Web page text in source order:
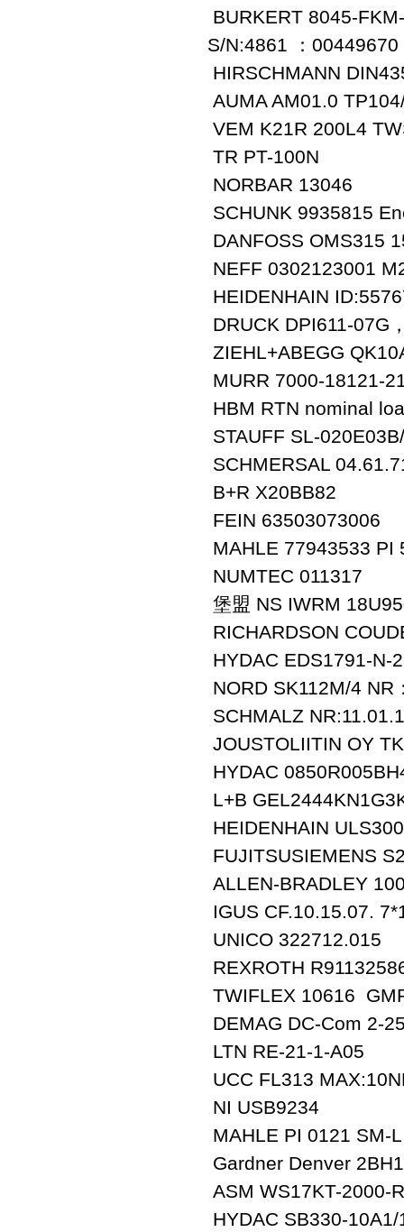
BURKERT 8045-
S/N:4861 ：00449670
HIRSCHMANN
AUMA AM01.0
VEM K21R 200L4
TR PT-100N
NORBAR 13046
SCHUNK 9935815
DANFOSS OMS315
NEFF 0302123001
HEIDENHAIN
DRUCK DPI611-07G
ZIEHL+ABEGG
MURR 7000-18121-
HBM RTN nominal
STAUFF SL-
SCHMERSAL
B+R X20BB82
FEIN 63503073006
MAHLE 77943533 PI
NUMTEC 011317
堡盟 NS IWRM
RICHARDSON
HYDAC EDS1791-N-
NORD SK112M/4
SCHMALZ
JOUSTOLIITIN OY
HYDAC
L+B
HEIDENHAIN
FUJITSUSIEMENS
ALLEN-BRADLEY
IGUS CF.10.15.07.
UNICO 322712.015
REXROTH
TWIFLEX 10616
DEMAG DC-Com 2-
LTN RE-21-1-A05
UCC FL313
NI USB9234
MAHLE PI 0121 SM-L
Gardner Denver
ASM WS17KT-2000-
HYDAC SB330-